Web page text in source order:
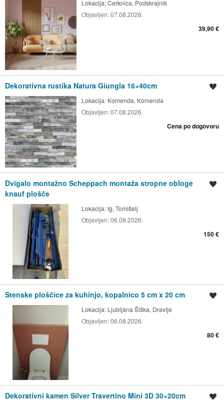
Lokacija:Cerknica, Podskrajnik
Objavljen:07.08.2026.
39,90 €
Dekorativna rustika Natura Giungla 16×40cm
Lokacija: Komenda, Komenda
Objavljen:07.08.2026.
Cena po dogovoru
Dvigalo montažno Scheppach montaža stropne obloge
knauf plošče
Lokacija: Ig, Tomišelj
Objavljen:06.08.2026.
150 €
Stenske ploščice za kuhinjo, kopalnico 5 cm x 20 cm
Lokacija: Ljubljana Šiška, Dravlje
Objavljen:06.08.2026.
80 €
Dekorativni kamen Silver Travertino Mini 3D 30×20cm